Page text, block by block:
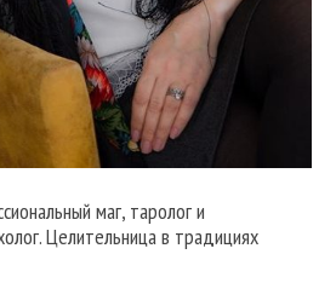
маг, таролог и
Целительница в традициях